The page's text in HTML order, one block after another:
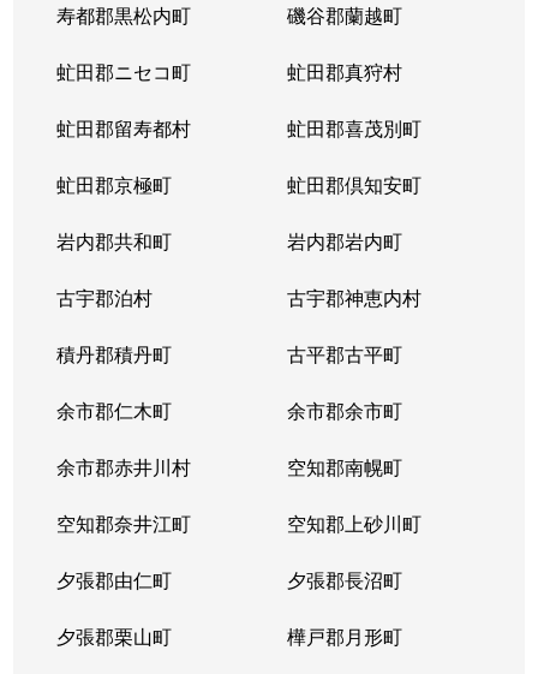
寿都郡黒松内町 磯谷郡蘭越町
虻田郡ニセコ町 虻田郡真狩村
虻田郡留寿都村 虻田郡喜茂別町
虻田郡京極町 虻田郡倶知安町
岩内郡共和町 岩内郡岩内町
古宇郡泊村 古宇郡神恵内村
積丹郡積丹町 古平郡古平町
余市郡仁木町 余市郡余市町
余市郡赤井川村 空知郡南幌町
空知郡奈井江町 空知郡上砂川町
夕張郡由仁町 夕張郡長沼町
夕張郡栗山町 樺戸郡月形町